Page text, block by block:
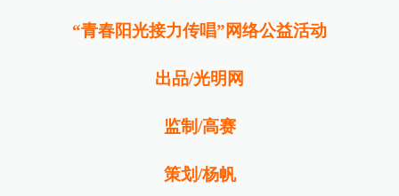
“青春阳光接力传唱”网络公益活动
出品/光明网
监制/高赛
策划/杨帆